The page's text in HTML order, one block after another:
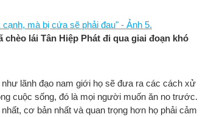
lái Tân Hiệp Phát đi qua giai đoạn khó
lãnh đạo nam giới họ sẽ đưa ra các cách xử
cuộc sống, đó là mọi người muốn ăn no trước.
cơ bản nhất và quan trọng hơn họ phải cảm